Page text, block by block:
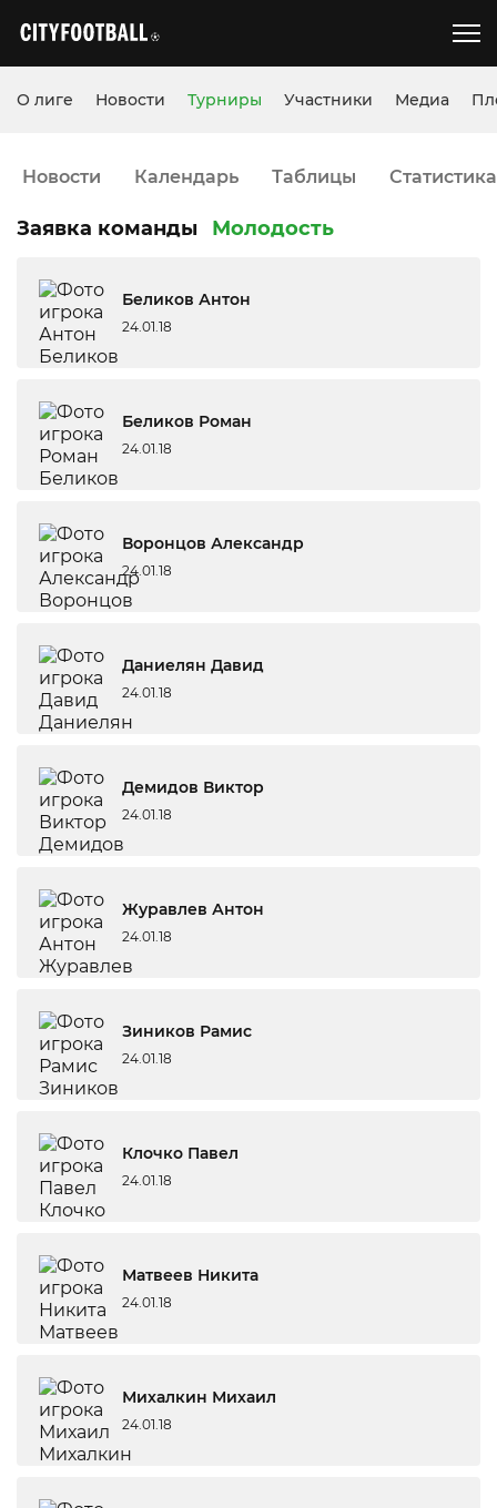
О лиге Новости Турниры Участники Медиа
Новости Календарь Таблицы Статистика
Заявка команды Молодость
Беликов Антон
24.01.18
Беликов Роман
24.01.18
Воронцов Александр
24.01.18
Даниелян Давид
24.01.18
Демидов Виктор
24.01.18
Журавлев Антон
24.01.18
Зиников Рамис
24.01.18
Клочко Павел
24.01.18
Матвеев Никита
24.01.18
Михалкин Михаил
24.01.18